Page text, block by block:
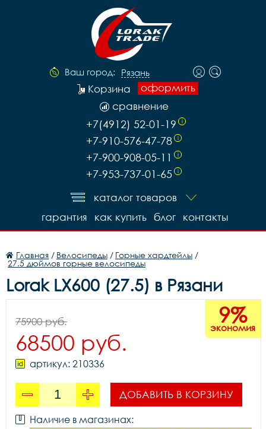
Ваш город: Рязань
оформить
Корзина
сравнение
+7(4912) 52-01-19 i
+7-910-576-47-78 i
+7-900-908-05-11 i
+7-953-737-01-65 i
каталог товаров
контакты
блог
как купить
гарантия
Главная / Велосипеды / Горные хардтейлы /
27.5 дюймов горные велосипеды
Lorak LX600 (27.5) в Рязани
9%
экономия
75900 руб.
68500 руб.
артикул: 210336
ДОБАВИТЬ В КОРЗИНУ
Наличие в магазинах: